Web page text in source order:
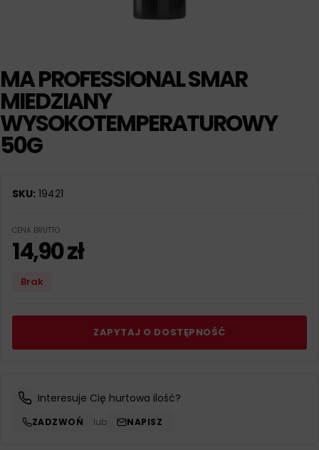
MA PROFESSIONAL SMAR
MIEDZIANY
WYSOKOTEMPERATUROWY
50G
SKU: 19421
CENA BRUTTO
14,90zł
Brak
ZAPYTAJ O DOSTĘPNOŚĆ
Interesuje Cię hurtowa ilość?
ZADZWOŃ lub NAPISZ